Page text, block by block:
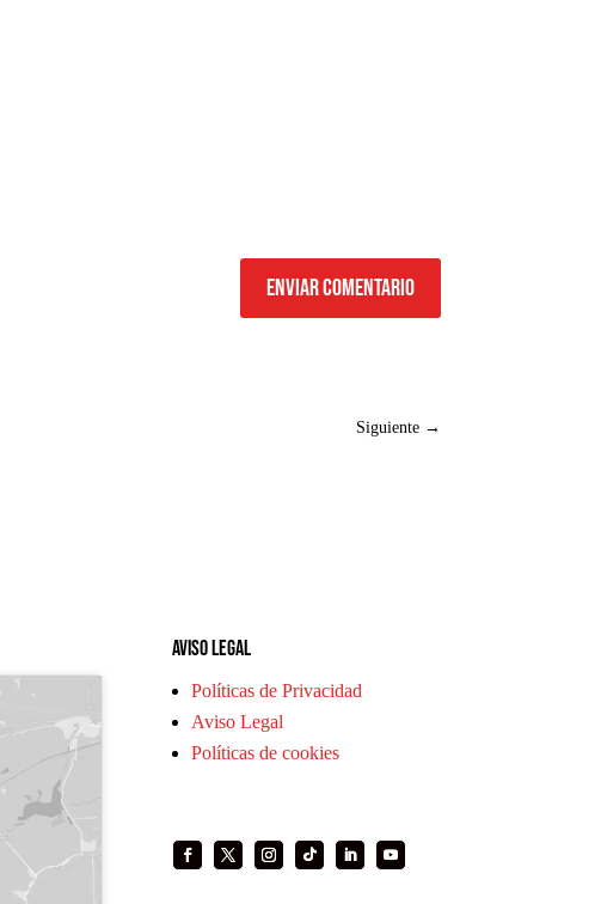
Enviar comentario
Siguiente→
Aviso legal
Políticas de Privacidad
Aviso Legal
Políticas de cookies